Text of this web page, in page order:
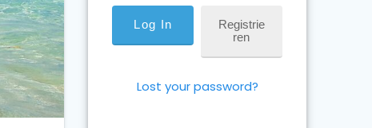
Registrie
Ren
Lost your password?